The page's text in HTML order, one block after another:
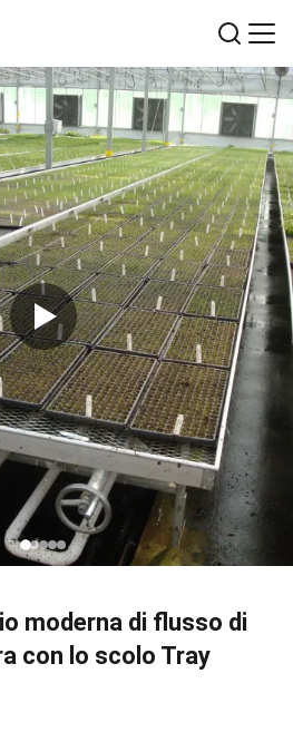
moderna di flusso di
con lo scolo Tray